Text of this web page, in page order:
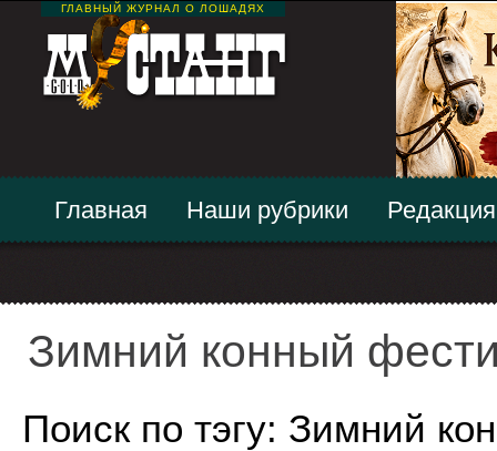
ГЛАВНЫЙ ЖУРНАЛ О ЛОШАДЯХ
Главная Наши рубрики Редакция
Зимний конный
Поиск по тэгу: Зимний